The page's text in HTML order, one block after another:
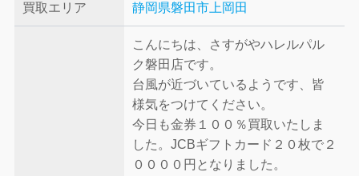
買取エリア 静岡県磐田市上岡田
こんにちは、さすがやハレルパル
ク磐田店です。
台風が近づいているようです、皆
様気をつけてください。
今日も金券１００％買取いたしま
した。JCBギフトカード２０枚で２
００００円となりました。